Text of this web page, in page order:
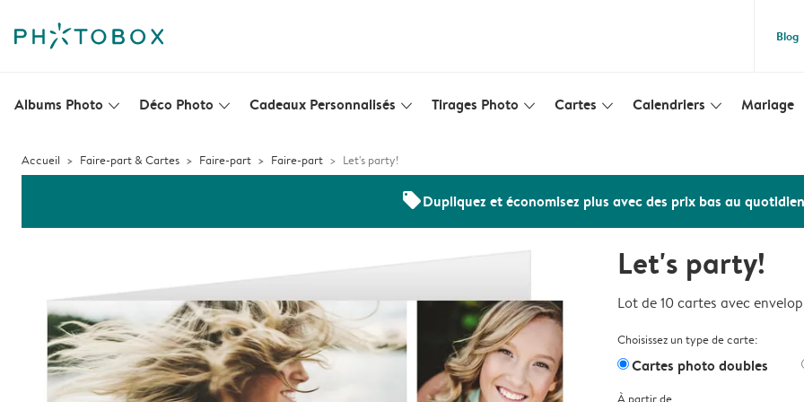
Blog
Albums Photo slim_arrow_down Déco Photo slim_arrow_down Cadeaux Personnalisés slim_arrow_down Tirages Photo slim_arrow_down Cartes slim_arrow_down Calendriers slim_arrow_down Mariage
Accueil Faire-part & Cartes Faire-part Faire-part Let's party!
offersDupliquez et économisez plus avec des prix bas au quotidien
Let's party!
Lot de 10 cartes avec
Choisissez un type de carte:
Cartes photo doubles
À partir de